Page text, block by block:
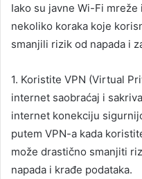
Iako su javne Wi-Fi
nekoliko koraka koje
smanjili rizik od napada i
1. Koristite VPN (Virtual
internet saobraćaj i
internet konekciju
putem VPN-a kada
može drastično smanjiti
napada i krađe podataka.